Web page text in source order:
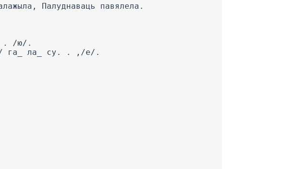
Палуднаваць павялела.
. . /ю/.
э/ га_ ла_ су. . ,/е/.